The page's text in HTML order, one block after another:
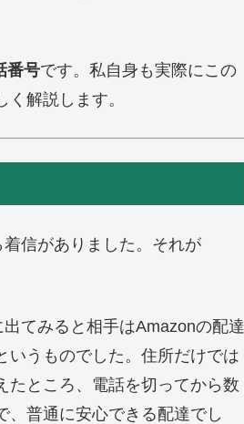
番号です。私自身も実際にこの
解説します。
信がありました。それが
てみると相手はAmazonの配達
いうものでした。住所だけでは
たところ、電話を切ってから数
、普通に安心できる配達でし